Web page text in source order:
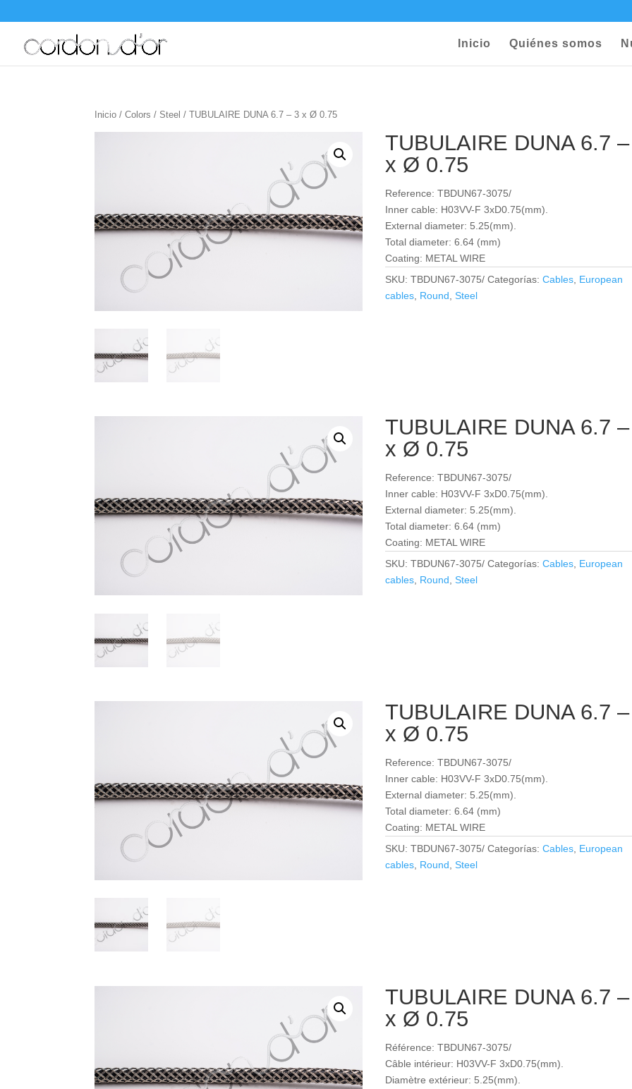
Inicio Quiénes somos
Inicio /Colors / Steel / TUBULAIRE DUNA 6.7 – 3 x Ø 0.75
TUBULAIRE DUNA 6.7
x Ø 0.75
Reference: TBDUN67-3075/
Inner cable: H03VV-F 3xD0.75(mm).
External diameter: 5.25(mm).
Total diameter: 6.64 (mm)
Coating: METAL WIRE
SKU:TBDUN67-3075/ Categorías:Cables European
cables Round ,Steel
TUBULAIRE DUNA 6.7
x Ø 0.75
Reference: TBDUN67-3075/
Inner cable: H03VV-F 3xD0.75(mm).
External diameter: 5.25(mm).
Total diameter: 6.64 (mm)
Coating: METAL WIRE
SKU:TBDUN67-3075/ Categorías:Cables, European
cables, Round,Steel
TUBULAIRE DUNA 6.7
x Ø 0.75
Reference: TBDUN67-3075/
Inner cable: H03VV-F 3xD0.75(mm).
External diameter: 5.25(mm).
Total diameter: 6.64 (mm)
Coating: METAL WIRE
SKU:TBDUN67-3075/ Categorías:Cables European
cables Round ,Steel
TUBULAIRE DUNA 6.7
x Ø 0.75
Référence: TBDUN67-3075/
Câble intérieur: H03VV-F 3xD0.75(mm).
Diamètre extérieur: 5.25(mm).